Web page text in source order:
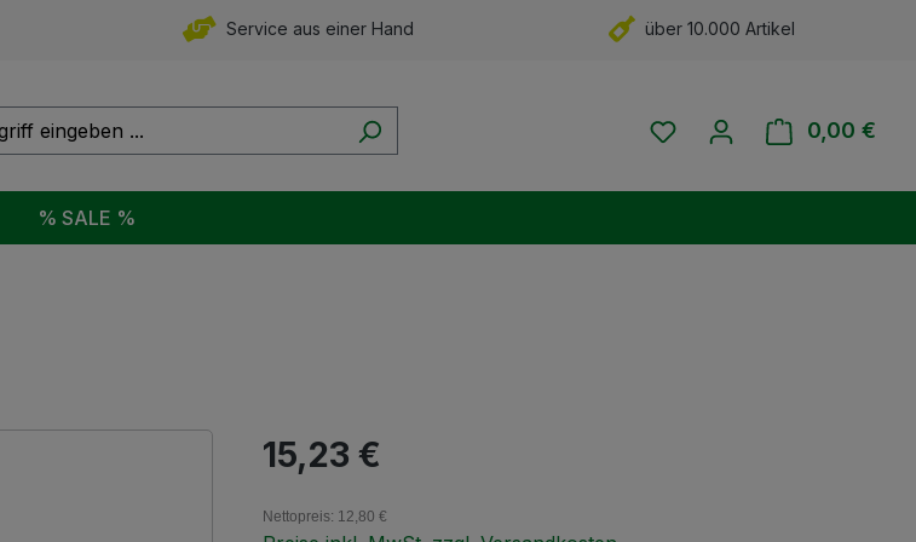
Service aus einer Hand über 10.000 Artikel
Du hast 0 Produkte auf
0,00 €
% SALE %
Regulärer Preis:
15,23 €
Nettopreis: 12,80 €